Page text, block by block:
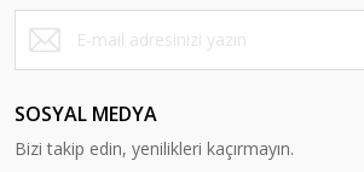
SOSYAL MEDYA
Bizi takip edin, yenilikleri kaçırmayın.